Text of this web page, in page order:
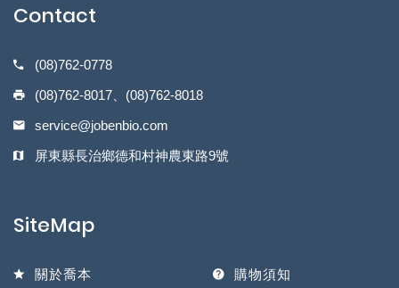
Contact
(08)762-0778
(08)762-8017、(08)762-8018
service@jobenbio.com
屏東縣長治鄉德和村神農東路9號
SiteMap
關於喬本 購物須知